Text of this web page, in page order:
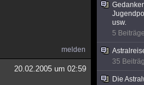
melden
20.02.2005 um 02:59
usw.
5
35
Die